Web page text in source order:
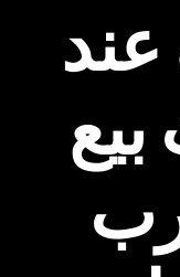
عند